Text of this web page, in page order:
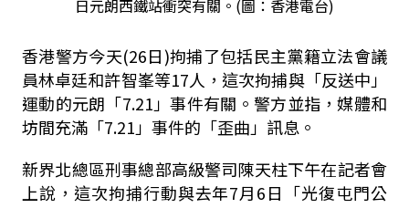
日元朗西鐵站衝突有關。(圖：香港電台)
香港警方今天(26日)拘捕了包括民主黨籍立法會議
員林卓廷和許智峯等17人，這次拘捕與「反送中」
運動的元朗「7.21」事件有關。警方並指，媒體和
坊間充滿「7.21」事件的「歪曲」訊息。
新界北總區刑事總部高級警司陳天柱下午在記者會
上說，這次拘捕行動與去年7月6日「光復屯門公